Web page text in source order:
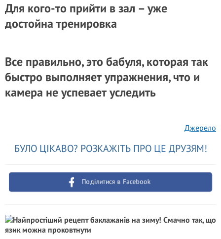
Для кого-то прийти в зал – уже
достойна тренировка
Все правильно, это бабуля, которая так
быстро выполняет упражнения, что и
камера не успевает уследить
Джерело
БУЛО ЦІКАВО? РОЗКАЖІТЬ ПРО ЦЕ ДРУЗЯМ!
Поділитися в Facebook